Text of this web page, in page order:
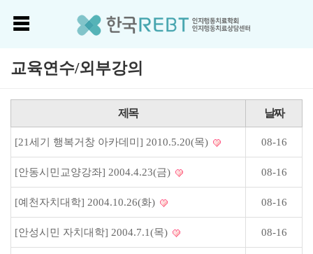
교육연수/외부강의
제목 날짜
[21세기 행복거창 아카데미] 2010.5.20(목) 08-16
[안동시민교양강좌] 2004.4.23(금) 08-16
[예천자치대학] 2004.10.26(화) 08-16
[안성시민 자치대학] 2004.7.1(목) 08-16